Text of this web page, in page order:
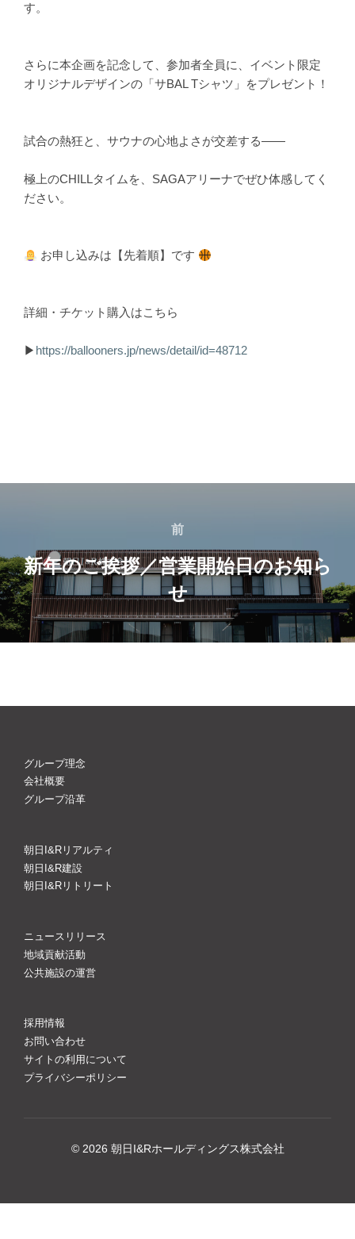
す。
さらに本企画を記念して、参加者全員に、イベント限定
オリジナルデザインの「サBAL Tシャツ」をプレゼント！
試合の熱狂と、サウナの心地よさが交差する――
極上のCHILLタイムを、SAGAアリーナでぜひ体感してく
ださい。
お申し込みは【先着順】です
詳細・チケット購入はこちら
▶︎ https://ballooners.jp/news/detail/id=48712
ナ
ビ
ゲ
前
前
新年のご挨拶／営業開始日のお知ら
せ
グループ理念
会社概要
グループ沿革
朝日I&Rリアルティ
朝日I&R建設
朝日I&Rリトリート
ニュースリリース
地域貢献活動
公共施設の運営
採用情報
お問い合わせ
サイトの利用について
プライバシーポリシー
© 2026 朝日I&Rホールディングス株式会社